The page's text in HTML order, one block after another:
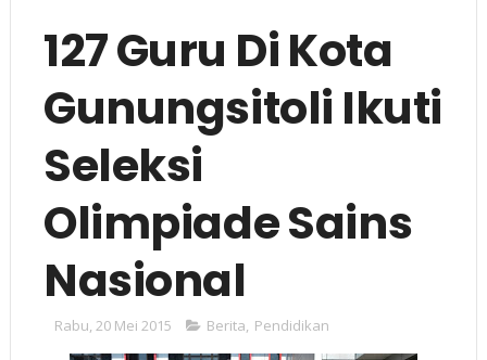
127 Guru Di Kota
Gunungsitoli Ikuti
Seleksi
Olimpiade Sains
Nasional
Rabu, 20 Mei 2015 Berita, Pendidikan